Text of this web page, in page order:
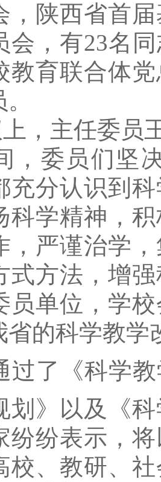
，陕西省首
会，有23名
教育联合体
，主任委员
，委员们坚
充分认识到
科学精神，
，严谨治学
式方法，增
员单位，学
省的科学教
过了《科学
划》以及《
纷纷表示，
校、教研、